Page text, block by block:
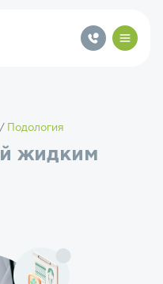
Подология
жидким